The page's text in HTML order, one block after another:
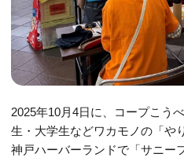
2025年10月4日に、コープこう
生・大学生などワカモノの「や
神戸ハーバーランドで「サニー